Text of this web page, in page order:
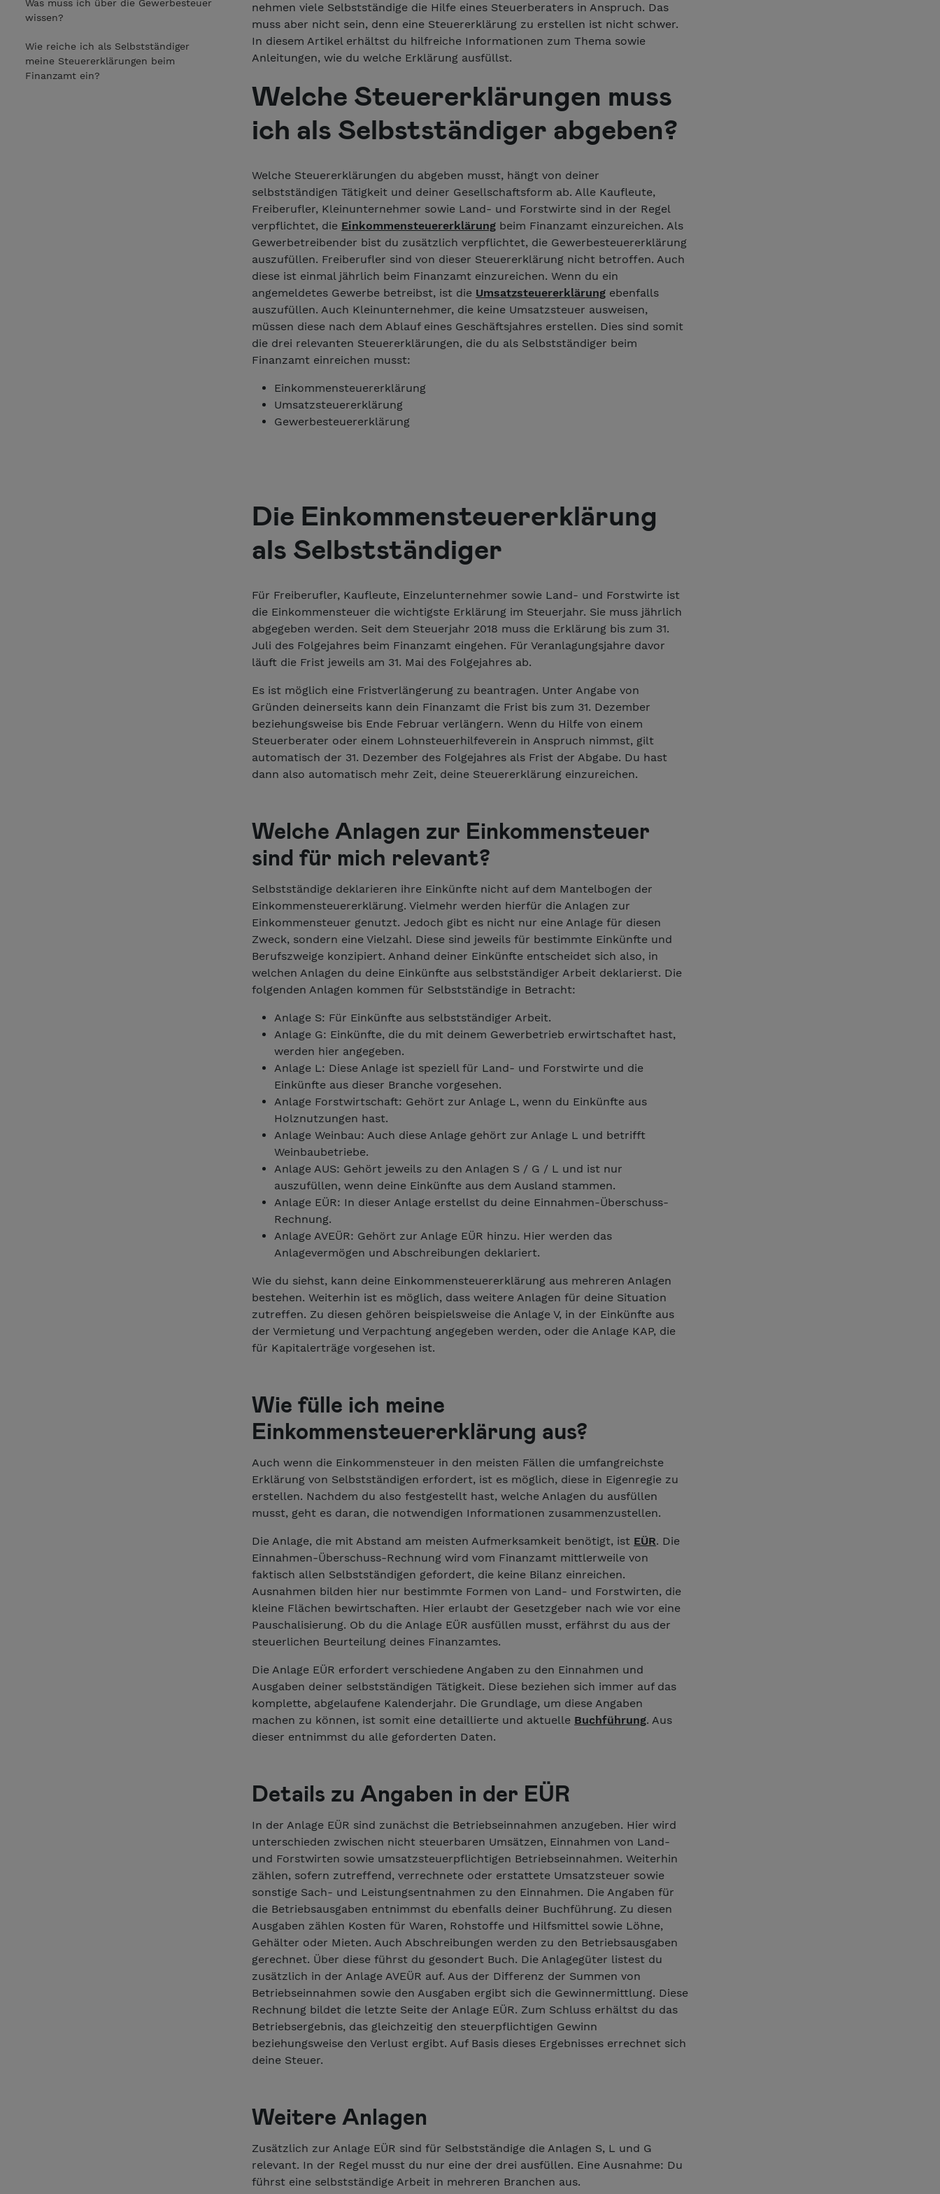
Was muss ich über die Gewerbesteuer
wissen?
Wie reiche ich als Selbstständiger
meine Steuererklärungen beim
Finanzamt ein?
nehmen viele Selbstständige die Hilfe eines Steuerberaters in Anspruch. Das
muss aber nicht sein, denn eine Steuererklärung zu erstellen ist nicht schwer.
In diesem Artikel erhältst du hilfreiche Informationen zum Thema sowie
Anleitungen, wie du welche Erklärung ausfüllst.
Welche Steuererklärungen muss
ich als Selbstständiger abgeben?
Welche Steuererklärungen du abgeben musst, hängt von deiner
selbstständigen Tätigkeit und deiner Gesellschaftsform ab. Alle Kaufleute,
Freiberufler, Kleinunternehmer sowie Land- und Forstwirte sind in der Regel
verpflichtet, die Einkommensteuererklärung beim Finanzamt einzureichen. Als
Gewerbetreibender bist du zusätzlich verpflichtet, die Gewerbesteuererklärung
auszufüllen. Freiberufler sind von dieser Steuererklärung nicht betroffen. Auch
diese ist einmal jährlich beim Finanzamt einzureichen. Wenn du ein
angemeldetes Gewerbe betreibst, ist die Umsatzsteuererklärung ebenfalls
auszufüllen. Auch Kleinunternehmer, die keine Umsatzsteuer ausweisen,
müssen diese nach dem Ablauf eines Geschäftsjahres erstellen. Dies sind somit
die drei relevanten Steuererklärungen, die du als Selbstständiger beim
Finanzamt einreichen musst:
Einkommensteuererklärung
Umsatzsteuererklärung
Gewerbesteuererklärung
Die Einkommensteuererklärung
als Selbstständiger
Für Freiberufler, Kaufleute, Einzelunternehmer sowie Land- und Forstwirte ist
die Einkommensteuer die wichtigste Erklärung im Steuerjahr. Sie muss jährlich
abgegeben werden. Seit dem Steuerjahr 2018 muss die Erklärung bis zum 31.
Juli des Folgejahres beim Finanzamt eingehen. Für Veranlagungsjahre davor
läuft die Frist jeweils am 31. Mai des Folgejahres ab.
Es ist möglich eine Fristverlängerung zu beantragen. Unter Angabe von
Gründen deinerseits kann dein Finanzamt die Frist bis zum 31. Dezember
beziehungsweise bis Ende Februar verlängern. Wenn du Hilfe von einem
Steuerberater oder einem Lohnsteuerhilfeverein in Anspruch nimmst, gilt
automatisch der 31. Dezember des Folgejahres als Frist der Abgabe. Du hast
dann also automatisch mehr Zeit, deine Steuererklärung einzureichen.
Welche Anlagen zur Einkommensteuer
sind für mich relevant?
Selbstständige deklarieren ihre Einkünfte nicht auf dem Mantelbogen der
Einkommensteuererklärung. Vielmehr werden hierfür die Anlagen zur
Einkommensteuer genutzt. Jedoch gibt es nicht nur eine Anlage für diesen
Zweck, sondern eine Vielzahl. Diese sind jeweils für bestimmte Einkünfte und
Berufszweige konzipiert. Anhand deiner Einkünfte entscheidet sich also, in
welchen Anlagen du deine Einkünfte aus selbstständiger Arbeit deklarierst. Die
folgenden Anlagen kommen für Selbstständige in Betracht:
Anlage S: Für Einkünfte aus selbstständiger Arbeit.
Anlage G: Einkünfte, die du mit deinem Gewerbetrieb erwirtschaftet hast,
werden hier angegeben.
Anlage L: Diese Anlage ist speziell für Land- und Forstwirte und die
Einkünfte aus dieser Branche vorgesehen.
Anlage Forstwirtschaft: Gehört zur Anlage L, wenn du Einkünfte aus
Holznutzungen hast.
Anlage Weinbau: Auch diese Anlage gehört zur Anlage L und betrifft
Weinbaubetriebe.
Anlage AUS: Gehört jeweils zu den Anlagen S / G / L und ist nur
auszufüllen, wenn deine Einkünfte aus dem Ausland stammen.
Anlage EÜR: In dieser Anlage erstellst du deine Einnahmen-Überschuss-
Rechnung.
Anlage AVEÜR: Gehört zur Anlage EÜR hinzu. Hier werden das
Anlagevermögen und Abschreibungen deklariert.
Wie du siehst, kann deine Einkommensteuererklärung aus mehreren Anlagen
bestehen. Weiterhin ist es möglich, dass weitere Anlagen für deine Situation
zutreffen. Zu diesen gehören beispielsweise die Anlage V, in der Einkünfte aus
der Vermietung und Verpachtung angegeben werden, oder die Anlage KAP, die
für Kapitalerträge vorgesehen ist.
Wie fülle ich meine
Einkommensteuererklärung aus?
Auch wenn die Einkommensteuer in den meisten Fällen die umfangreichste
Erklärung von Selbstständigen erfordert, ist es möglich, diese in Eigenregie zu
erstellen. Nachdem du also festgestellt hast, welche Anlagen du ausfüllen
musst, geht es daran, die notwendigen Informationen zusammenzustellen.
Die Anlage, die mit Abstand am meisten Aufmerksamkeit benötigt, ist EÜR. Die
Einnahmen-Überschuss-Rechnung wird vom Finanzamt mittlerweile von
faktisch allen Selbstständigen gefordert, die keine Bilanz einreichen.
Ausnahmen bilden hier nur bestimmte Formen von Land- und Forstwirten, die
kleine Flächen bewirtschaften. Hier erlaubt der Gesetzgeber nach wie vor eine
Pauschalisierung. Ob du die Anlage EÜR ausfüllen musst, erfährst du aus der
steuerlichen Beurteilung deines Finanzamtes.
Die Anlage EÜR erfordert verschiedene Angaben zu den Einnahmen und
Ausgaben deiner selbstständigen Tätigkeit. Diese beziehen sich immer auf das
komplette, abgelaufene Kalenderjahr. Die Grundlage, um diese Angaben
machen zu können, ist somit eine detaillierte und aktuelle Buchführung. Aus
dieser entnimmst du alle geforderten Daten.
Details zu Angaben in der EÜR
In der Anlage EÜR sind zunächst die Betriebseinnahmen anzugeben. Hier wird
unterschieden zwischen nicht steuerbaren Umsätzen, Einnahmen von Land-
und Forstwirten sowie umsatzsteuerpflichtigen Betriebseinnahmen. Weiterhin
zählen, sofern zutreffend, verrechnete oder erstattete Umsatzsteuer sowie
sonstige Sach- und Leistungsentnahmen zu den Einnahmen. Die Angaben für
die Betriebsausgaben entnimmst du ebenfalls deiner Buchführung. Zu diesen
Ausgaben zählen Kosten für Waren, Rohstoffe und Hilfsmittel sowie Löhne,
Gehälter oder Mieten. Auch Abschreibungen werden zu den Betriebsausgaben
gerechnet. Über diese führst du gesondert Buch. Die Anlagegüter listest du
zusätzlich in der Anlage AVEÜR auf. Aus der Differenz der Summen von
Betriebseinnahmen sowie den Ausgaben ergibt sich die Gewinnermittlung. Diese
Rechnung bildet die letzte Seite der Anlage EÜR. Zum Schluss erhältst du das
Betriebsergebnis, das gleichzeitig den steuerpflichtigen Gewinn
beziehungsweise den Verlust ergibt. Auf Basis dieses Ergebnisses errechnet sich
deine Steuer.
Weitere Anlagen
Zusätzlich zur Anlage EÜR sind für Selbstständige die Anlagen S, L und G
relevant. In der Regel musst du nur eine der drei ausfüllen. Eine Ausnahme: Du
führst eine selbstständige Arbeit in mehreren Branchen aus.